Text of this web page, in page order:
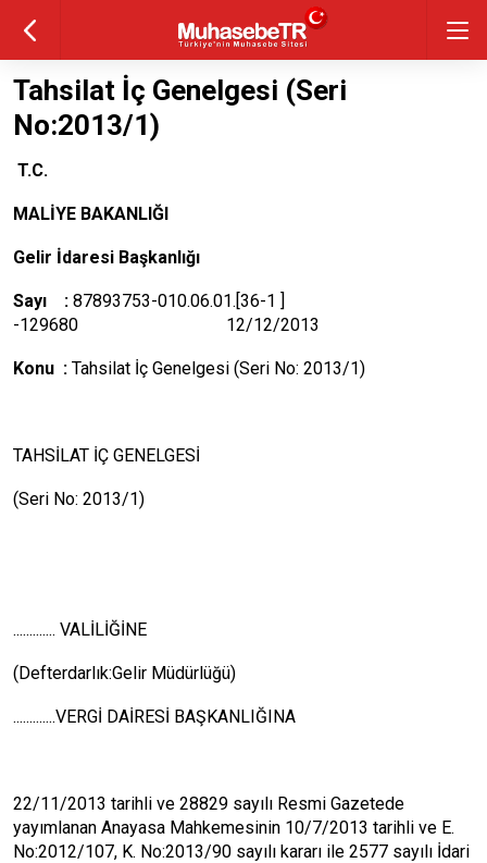
Tahsilat İç Genelgesi (Seri
No:2013/1)
T.C.
MALİYE BAKANLIĞI
Gelir İdaresi Başkanlığı
Sayı : 87893753-010.06.01.[36-1 ]
-129680 12/12/2013
Konu : Tahsilat İç Genelgesi (Seri No: 2013/1)
TAHSİLAT İÇ GENELGESİ
(Seri No: 2013/1)
............. VALİLİĞİNE
(Defterdarlık:Gelir Müdürlüğü)
.............VERGİ DAİRESİ BAŞKANLIĞINA
22/11/2013 tarihli ve 28829 sayılı Resmi Gazetede
yayımlanan Anayasa Mahkemesinin 10/7/2013 tarihli ve E.
No:2012/107, K. No:2013/90 sayılı kararı ile 2577 sayılı İdari